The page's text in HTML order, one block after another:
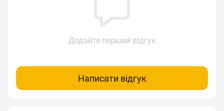
Додайте перший відгук
Написати відгук